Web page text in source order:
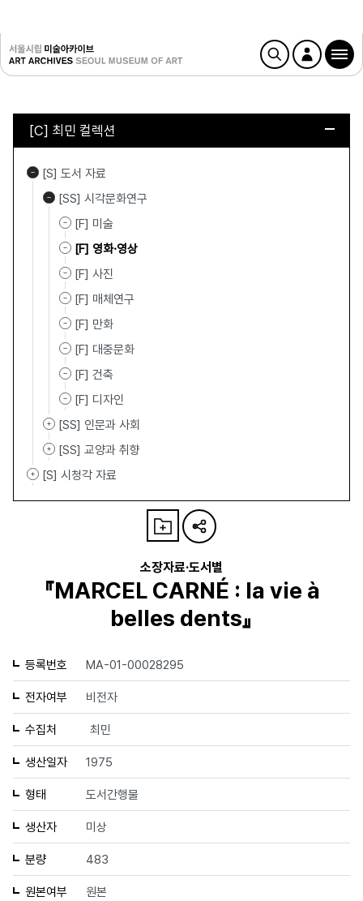
[C] 최민 컬렉션
[S] 도서 자료
[SS] 시각문화연구
[F] 미술
[F] 영화·영상
[F] 사진
[F] 매체연구
[F] 만화
[F] 대중문화
[F] 건축
[F] 디자인
[SS] 인문과 사회
[SS] 교양과 취향
[S] 시청각 자료
소장자료·도서별
『MARCEL CARNÉ : la vie à
belles dents』
등록번호 MA-01-00028295
전자여부 비전자
수집처 최민
생산일자 1975
형태 도서간행물
생산자 미상
분량 483
원본여부 원본